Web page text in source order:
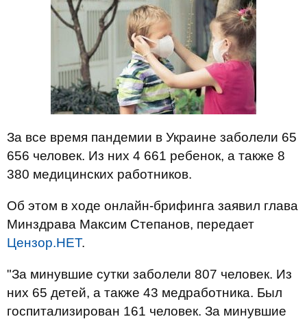
За все время пандемии в Украине заболели 65
656 человек. Из них 4 661 ребенок, а также 8
380 медицинских работников.
Об этом в ходе онлайн-брифинга заявил глава
Минздрава Максим Степанов, передает
Цензор.НЕТ.
"За минувшие сутки заболели 807 человек. Из
них 65 детей, а также 43 медработника. Был
госпитализирован 161 человек. За минувшие